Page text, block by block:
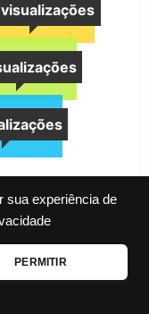
sua experiência de
PERMITIR